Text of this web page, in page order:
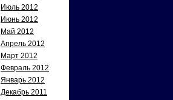
Июль 2012
Июнь 2012
Май 2012
Апрель 2012
Март 2012
Февраль 2012
Январь 2012
Декабрь 2011